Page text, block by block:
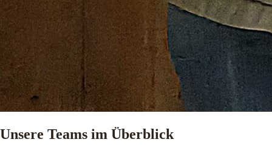
Unsere Teams im Überblick